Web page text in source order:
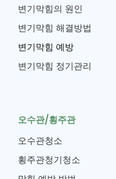
변기막힘의 원인
변기막힘 해결방법
변기막힘 예방
변기막힘 정기관리
오수관/횡주관
오수관청소
횡주관청기청소